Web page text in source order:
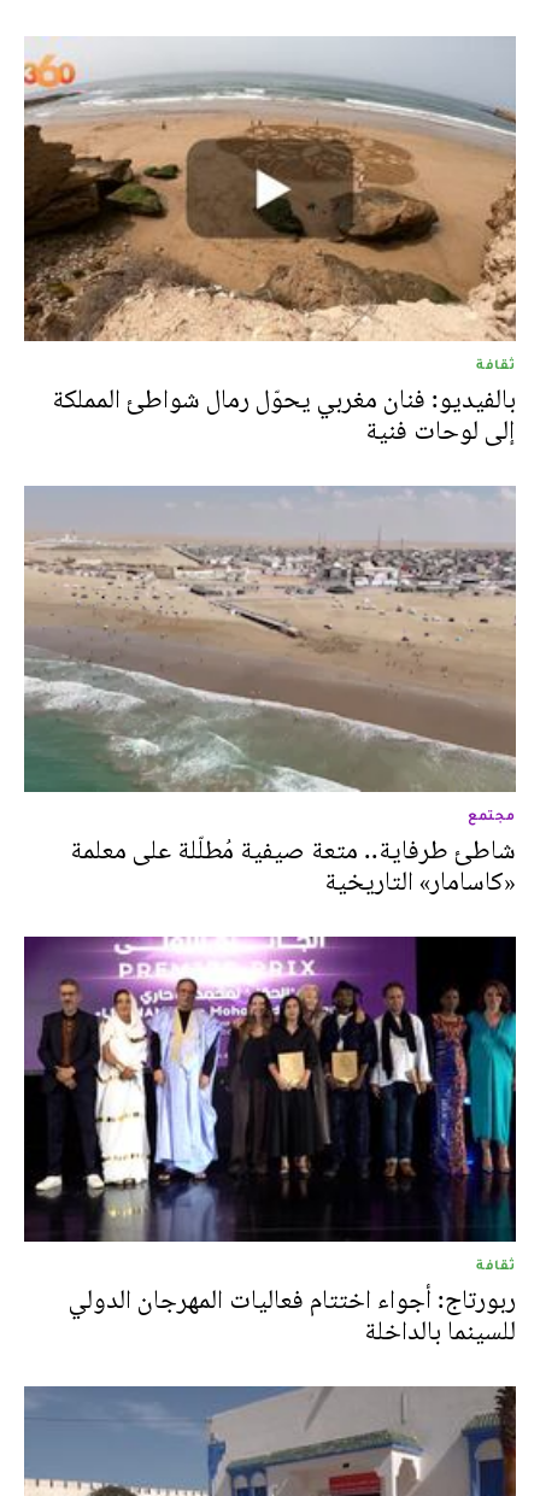
ثقافة
بالفيديو: فنان مغربي يحوّل رمال شواطئ المملكة
إلى لوحات فنية
مجتمع
شاطئ طرفاية.. متعة صيفية مُطلّلة على معلمة
«كاسامار» التاريخية
ثقافة
ربورتاج: أجواء اختتام فعاليات المهرجان الدولي
للسينما بالداخلة‎